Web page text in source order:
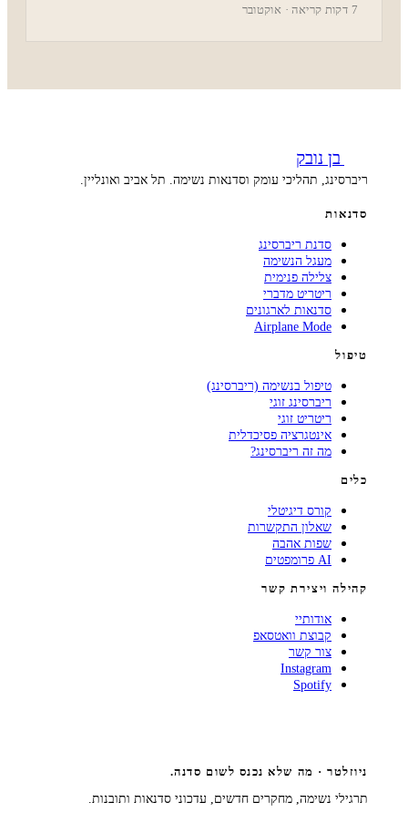
7 דקות קריאה · אוקטובר
בן נובק
ריברסינג, תהליכי עומק וסדנאות נשימה. תל אביב ואונליין.
סדנאות
סדנת ריברסינג
מעגל הנשימה
צלילה פנימית
ריטריט מדברי
סדנאות לארגונים
Airplane Mode
טיפול
טיפול בנשימה (ריברסינג)
ריברסינג זוגי
ריטריט זוגי
אינטגרציה פסיכדלית
מה זה ריברסינג?
כלים
קורס דיגיטלי
שאלון התקשרות
שפות אהבה
AI פרומפטים
קהילה ויצירת קשר
אודותיי
קבוצת וואטסאפ
צור קשר
Instagram
Spotify
ניוזלטר · מה שלא נכנס לשום סדנה.
תרגילי נשימה, מחקרים חדשים, עדכוני סדנאות ותובנות.